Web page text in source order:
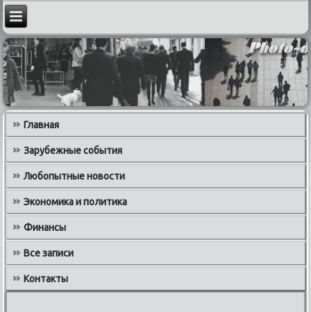
Главная
Зарубежные события
Любопытные новости
Экономика и политика
Финансы
Все записи
Контакты